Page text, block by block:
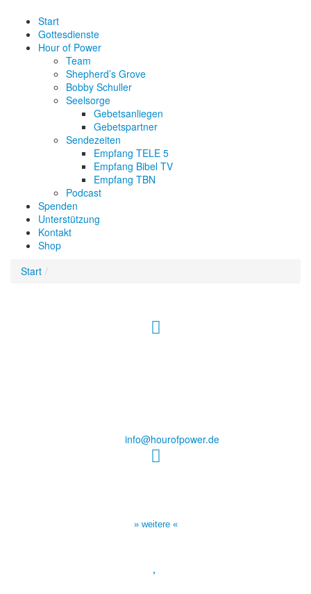
Start
Gottesdienste
Hour of Power
Team
Shepherd’s Grove
Bobby Schuller
Seelsorge
Gebetsanliegen
Gebetspartner
Sendezeiten
Empfang TELE 5
Empfang Bibel TV
Empfang TBN
Podcast
Spenden
Unterstützung
Kontakt
Shop
Start
info@hourofpower.de
» weitere «